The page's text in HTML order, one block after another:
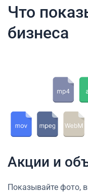
Что
бизнеса
Акции и
Показывайте фото,